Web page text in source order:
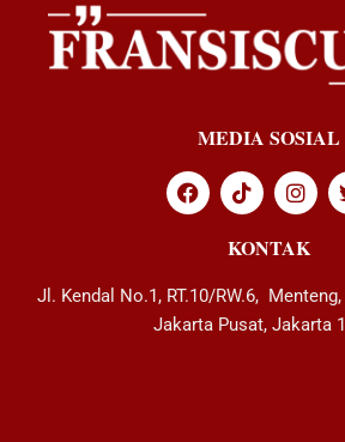
MEDIA SOSIAL
KONTAK
Jl. Kendal No.1, RT.10/RW.6,
Jakarta Pusat, Jakarta